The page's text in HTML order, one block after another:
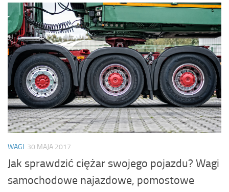
WAGI 30 MAJA 2017
Jak sprawdzić ciężar swojego pojazdu? Wagi
samochodowe najazdowe, pomostowe